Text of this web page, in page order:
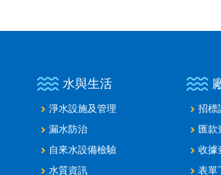
水與生活
淨水設施及管理
漏水防治
自來水設備檢驗
水質資訊
招標
匯款
收據
表單